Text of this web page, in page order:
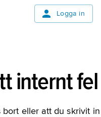
Logga in
internt fel
eller att du skrivit in